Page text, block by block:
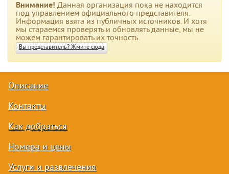
Внимание! Данная организация пока не находится
под управлением официального представителя.
Информация взята из публичных источников. И хотя
мы стараемся проверять и обновлять данные, мы не
можем гарантировать их точность.
Вы представитель? Жмите сюда
Описание
Контакты
Как добраться
Номера и цены
Услуги и развлечения